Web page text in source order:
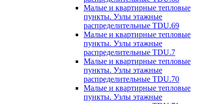
Малые и квартирные тепловые
пункты. Узлы этажные
распределительные TDU.69
Малые и квартирные тепловые
пункты. Узлы этажные
распределительные TDU.7
Малые и квартирные тепловые
пункты. Узлы этажные
распределительные TDU.70
Малые и квартирные тепловые
пункты. Узлы этажные